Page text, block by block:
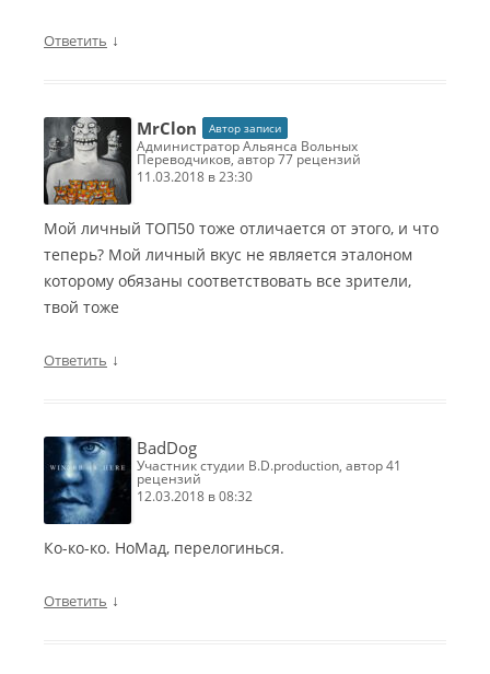
Ответить ↓
MrClon Автор записи
Администратор Альянса Вольных
Переводчиков, автор 77 рецензий
11.03.2018 в 23:30
Мой личный ТОП50 тоже отличается от этого, и что
теперь? Мой личный вкус не является эталоном
которому обязаны соответствовать все зрители,
твой тоже
Ответить ↓
BadDog
участник студии B.D.production, автор 41
рецензий
12.03.2018 в 08:32
Ко-ко-ко. НоМад, перелогинься.
Ответить ↓